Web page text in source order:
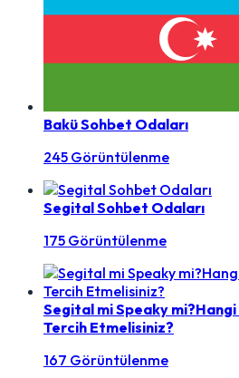
Bakü Sohbet Odaları
245 Görüntülenme
Segital Sohbet Odaları
175 Görüntülenme
Segital mi Speaky mi?Hangi
Tercih Etmelisiniz?
167 Görüntülenme